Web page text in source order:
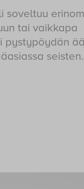
soveltuu
tai vaikkapa
pystypöydän
seisten.